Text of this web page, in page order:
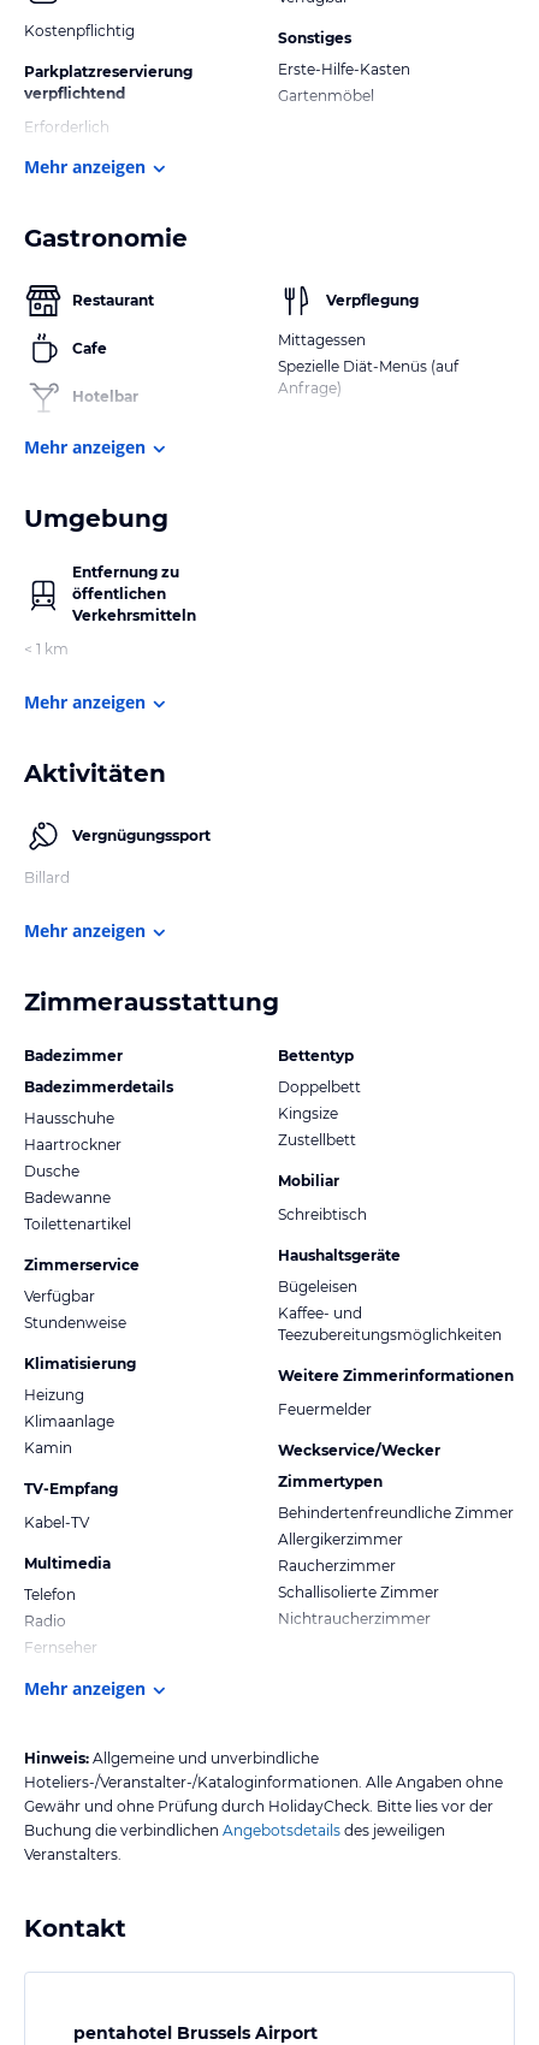
Kostenpflichtig
Parkplatzreservierung
verpflichtend
Erforderlich
Sonstiges
Erste-Hilfe-Kasten
Gartenmöbel
Mehr anzeigen
Gastronomie
Restaurant
Cafe
Hotelbar
Verpflegung
Mittagessen
Spezielle Diät-Menüs (auf
Anfrage)
Mehr anzeigen
Umgebung
Entfernung zu
öffentlichen
Verkehrsmitteln
< 1 km
Mehr anzeigen
Aktivitäten
Vergnügungssport
Billard
Mehr anzeigen
Zimmerausstattung
Badezimmer
Badezimmerdetails
Hausschuhe
Haartrockner
Dusche
Badewanne
Toilettenartikel
Zimmerservice
Verfügbar
Stundenweise
Klimatisierung
Heizung
Klimaanlage
Kamin
TV-Empfang
Kabel-TV
Multimedia
Telefon
Radio
Fernseher
Bettentyp
Doppelbett
Kingsize
Zustellbett
Mobiliar
Schreibtisch
Haushaltsgeräte
Bügeleisen
Kaffee- und
Teezubereitungsmöglichkeiten
Weitere Zimmerinformationen
Feuermelder
Weckservice/Wecker
Zimmertypen
Behindertenfreundliche Zimmer
Allergikerzimmer
Raucherzimmer
Schallisolierte Zimmer
Nichtraucherzimmer
Mehr anzeigen
Hinweis: Allgemeine und unverbindliche
Hoteliers-/Veranstalter-/Kataloginformationen. Alle Angaben ohne
Gewähr und ohne Prüfung durch HolidayCheck. Bitte lies vor der
Buchung die verbindlichen Angebotsdetails des jeweiligen
Veranstalters.
Kontakt
pentahotel Brussels Airport